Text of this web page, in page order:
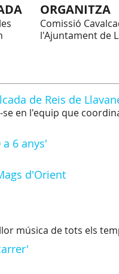
ORGANITZA
Comissió
l'Ajuntament de
de Reis de
en l'equip que
6 anys'
d'Orient
música de tots els